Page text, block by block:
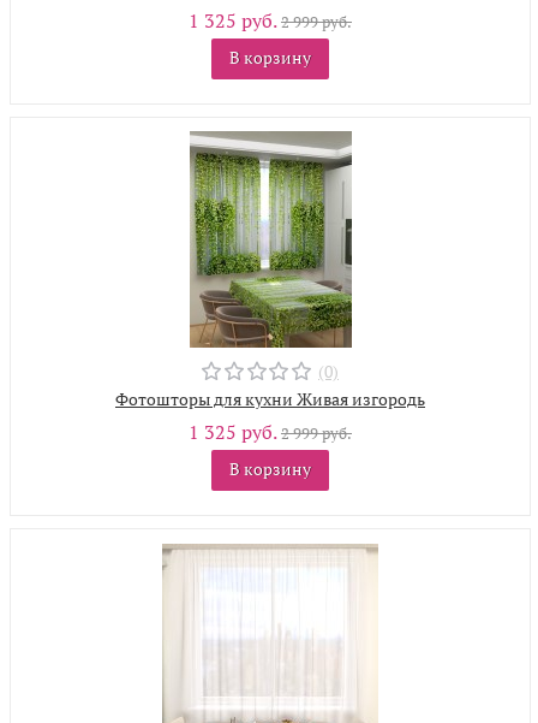
1 325 руб.2 999 руб.
В корзину
(0)
Фотошторы для кухни Живая изгородь
1 325 руб.2 999 руб.
В корзину